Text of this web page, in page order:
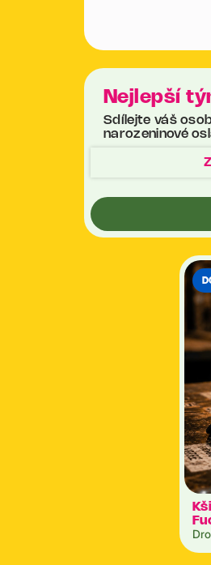
Nejlepší
Sdílejte váš
narozeninové